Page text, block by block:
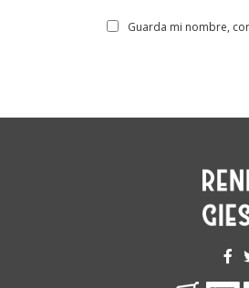
guarda mi nombre,